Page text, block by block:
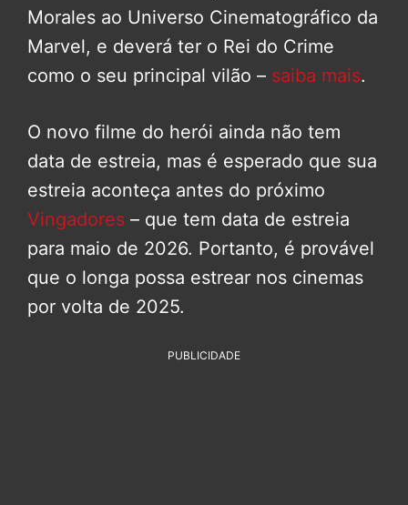
Morales ao Universo Cinematográfico da
Marvel, e deverá ter o Rei do Crime
como o seu principal vilão – saiba mais.
O novo filme do herói ainda não tem
data de estreia, mas é esperado que sua
estreia aconteça antes do próximo
Vingadores – que tem data de estreia
para maio de 2026. Portanto, é provável
que o longa possa estrear nos cinemas
por volta de 2025.
PUBLICIDADE